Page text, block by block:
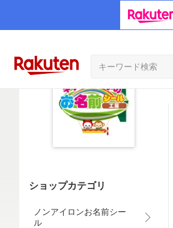
ショップカテゴリ
ノンアイロンお名前シー
ル